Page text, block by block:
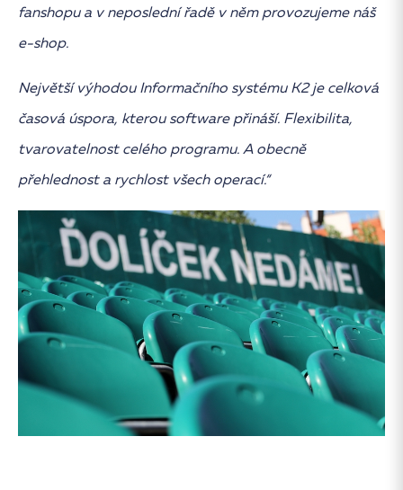
fanshopu a v neposlední řadě v něm provozujeme náš
e-shop.
Největší výhodou Informačního systému K2 je celková
časová úspora, kterou software přináší. Flexibilita,
tvarovatelnost celého programu. A obecně
přehlednost a rychlost všech operací.“